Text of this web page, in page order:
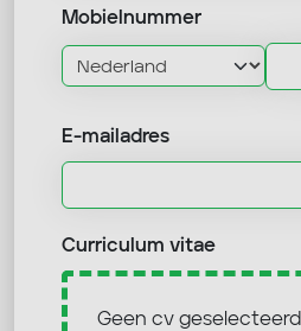
Mobielnummer
E-mailadres
Curriculum vitae
Geen cv geselecteerd